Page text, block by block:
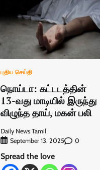
புதிய செய்தி
நொய்டா: கட்டடத்தின்
13-வது மாடியில் இருந்து
விழுந்த தாய், மகன் பலி
Daily News Tamil
September 13, 2025
0
Spread the love